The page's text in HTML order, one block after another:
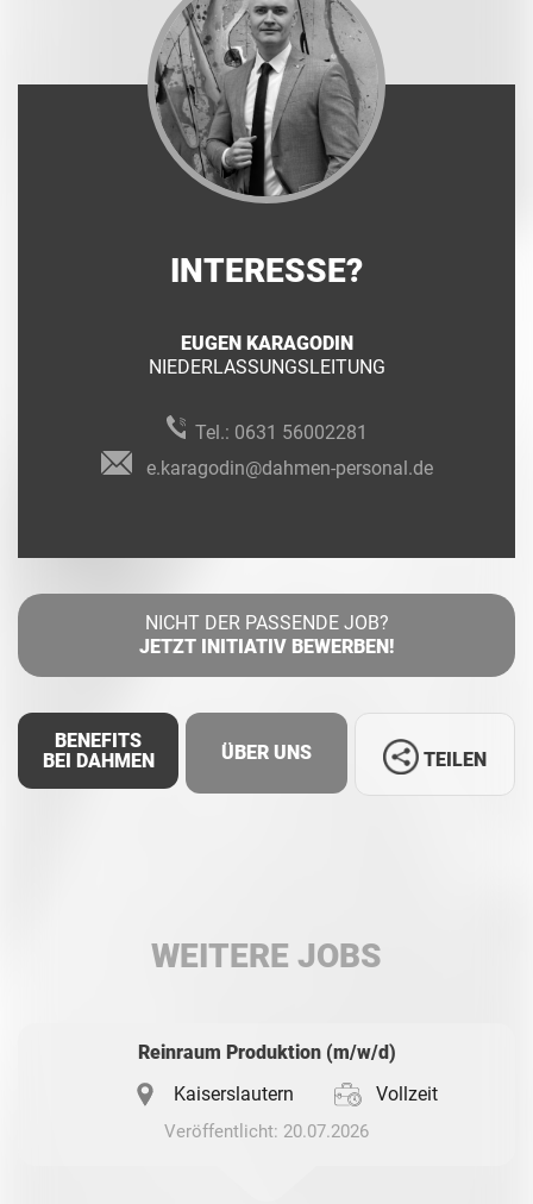
INTERESSE?
EUGEN KARAGODIN
NIEDERLASSUNGSLEITUNG
Tel.: 0631 56002281
e.karagodin@dahmen-personal.de
NICHT DER PASSENDE JOB?
JETZT INITIATIV BEWERBEN!
BENEFITS
BEI DAHMEN
ÜBER UNS TEILEN
WEITERE JOBS
Reinraum Produktion (m/w/d)
Kaiserslautern
Vollzeit
Veröffentlicht: 20.07.2026